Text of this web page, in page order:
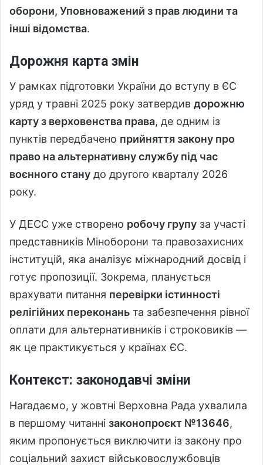
оборони, Уповноважений з прав людини та
інші відомства.
Дорожня карта змін
У рамках підготовки України до вступу в ЄС
уряд у травні 2025 року затвердив дорожню
карту з верховенства права, де одним із
пунктів передбачено прийняття закону про
право на альтернативну службу під час
воєнного стану до другого кварталу 2026
року.
У ДЕСС уже створено робочу групу за участі
представників Міноборони та правозахисних
інституцій, яка аналізує міжнародний досвід і
готує пропозиції. Зокрема, планується
врахувати питання перевірки істинності
релігійних переконань та забезпечення рівної
оплати для альтернативників і строковиків —
як це практикується у країнах ЄС.
Контекст: законодавчі зміни
Нагадаємо, у жовтні Верховна Рада ухвалила
в першому читанні законопроєкт №13646,
яким пропонується виключити із закону про
соціальний захист військовослужбовців